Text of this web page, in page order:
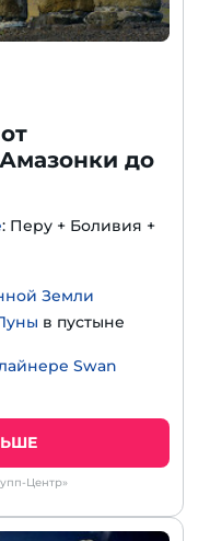
до
: Перу + Боливия +
Земли
в пустыне
Swan
Центр»